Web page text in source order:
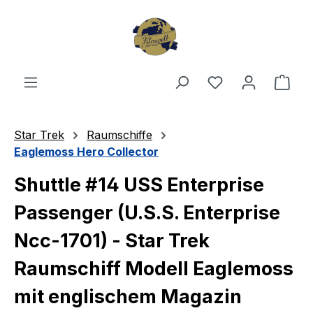
Du hast 0
Star Trek
Raumschiffe
Eaglemoss Hero Collector
Shuttle #14 USS Enterprise
Passenger (U.S.S. Enterprise
Ncc-1701) - Star Trek
Raumschiff Modell Eaglemoss
mit englischem Magazin